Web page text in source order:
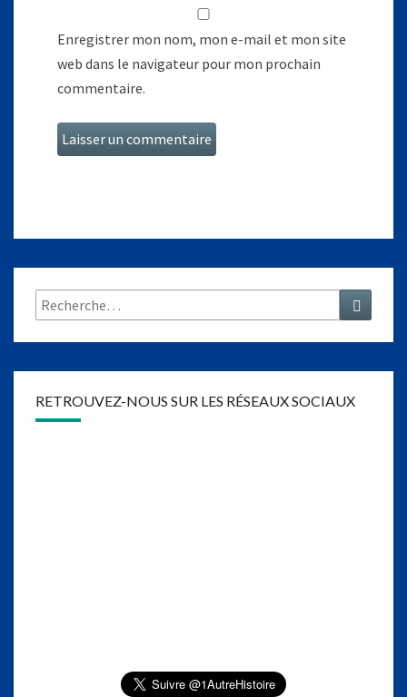
Enregistrer mon nom, mon e-mail et mon site
web dans le navigateur pour mon prochain
commentaire.
Rechercher :
RETROUVEZ-NOUS SUR LES RÉSEAUX SOCIAUX